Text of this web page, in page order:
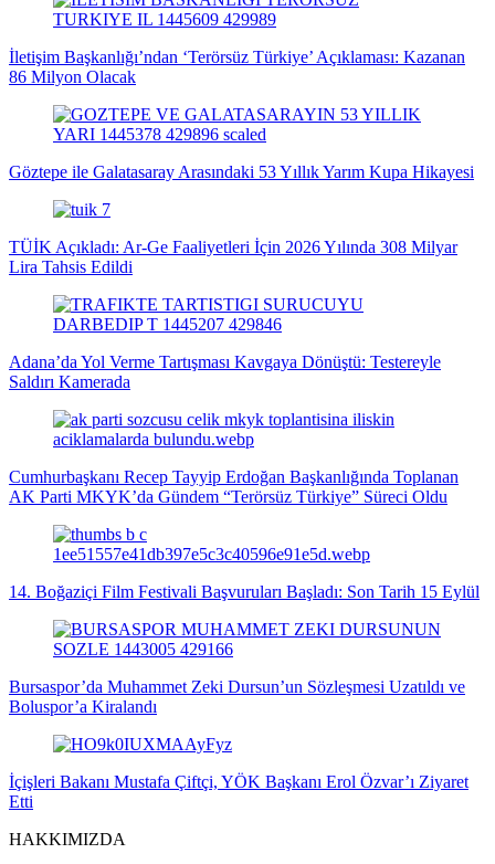
İletişim Başkanlığı’ndan ‘Terörsüz Türkiye’ Açıklaması: Kazanan
86 Milyon Olacak
Göztepe ile Galatasaray Arasındaki 53 Yıllık Yarım Kupa Hikayesi
TÜİK Açıkladı: Ar-Ge Faaliyetleri İçin 2026 Yılında 308 Milyar
Lira Tahsis Edildi
Adana’da Yol Verme Tartışması Kavgaya Dönüştü: Testereyle
Saldırı Kamerada
Cumhurbaşkanı Recep Tayyip Erdoğan Başkanlığında Toplanan
AK Parti MKYK’da Gündem “Terörsüz Türkiye” Süreci Oldu
14. Boğaziçi Film Festivali Başvuruları Başladı: Son Tarih 15 Eylül
Bursaspor’da Muhammet Zeki Dursun’un Sözleşmesi Uzatıldı ve
Boluspor’a Kiralandı
İçişleri Bakanı Mustafa Çiftçi, YÖK Başkanı Erol Özvar’ı Ziyaret
Etti
HAKKIMIZDA